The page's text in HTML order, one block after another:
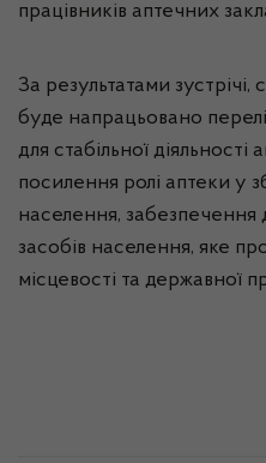
працівників аптечних
За результатами
буде напрацьовано
для стабільної діяльності
посилення ролі аптеки у
населення, забезпечення
засобів населення, яке
місцевості та державної